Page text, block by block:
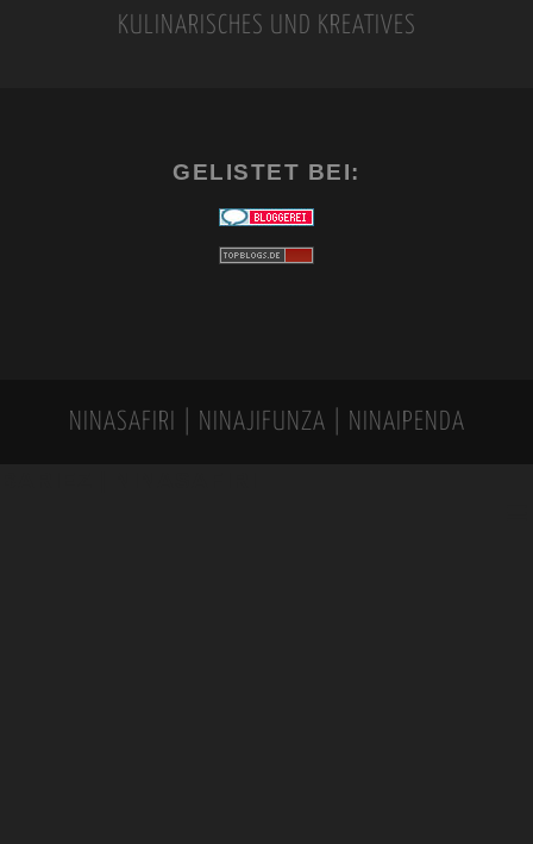
KULINARISCHES UND KREATIVES
GELISTET BEI:
NINASAFIRI | NINAJIFUNZA | NINAIPENDA